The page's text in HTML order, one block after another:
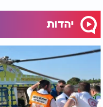
יהדות